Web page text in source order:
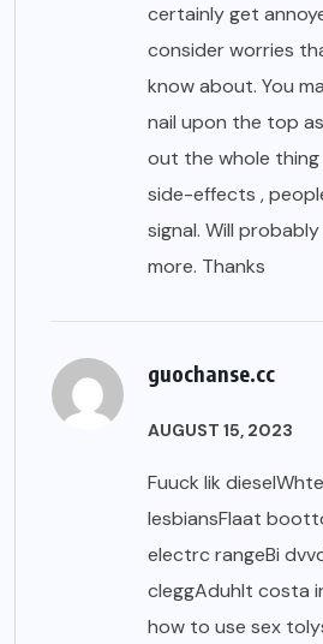
certainly get
consider worries
know about. You
nail upon the top
out the whole
side-effects ,
signal. Will
more. Thanks
guochanse.cc
AUGUST 15, 2023
Fuuck lik
lesbiansFlaat
electrc rangeBi
cleggAduhlt costa
how to use sex